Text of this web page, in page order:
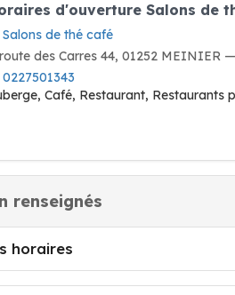
d'ouverture Salons de
Salons de thé café
route des Carres 44, 01252 MEINIER
0227501343
Café, Restaurant, Restaurants
renseignés
horaires